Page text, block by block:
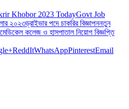
Khobor 2023 TodayGovt Job
২০২৩ড্রাইভার পদে চাকরির বিজ্ঞাপননতুন
মেডিকেল কলেজ ও হাসপাতাল নিয়োগ বিজ্ঞপ্তি
ReddItWhatsAppPinterestEmail